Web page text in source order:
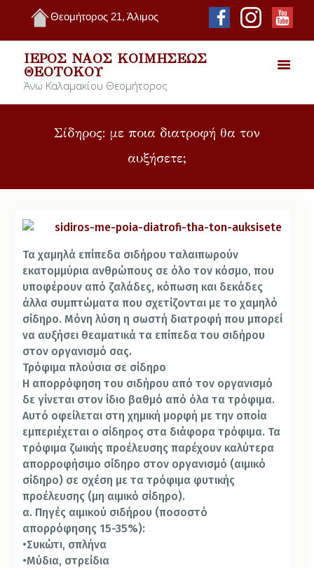
Θεομήτορος 21, Άλιμος
ΙΕΡΌΣ ΝΑΌΣ ΚΟΙΜΉΣΕΩΣ
ΘΕΟΤΌΚΟΥ
Άνω Καλαμακίου Θεομήτορος
Σίδηρος: με ποια διατροφή θα τον
αυξήσετε;
Τα χαμηλά επίπεδα σιδήρου ταλαιπωρούν
εκατομμύρια ανθρώπους σε όλο τον κόσμο, που
υποφέρουν από ζαλάδες, κόπωση και δεκάδες
άλλα συμπτώματα που σχετίζονται με το χαμηλό
σίδηρο. Μόνη λύση η σωστή διατροφή που μπορεί
να αυξήσει θεαματικά τα επίπεδα του σιδήρου
στον οργανισμό σας.
Τρόφιμα πλούσια σε σίδηρο
Η απορρόφηση του σιδήρου από τον οργανισμό
δε γίνεται στον ίδιο βαθμό από όλα τα τρόφιμα.
Αυτό οφείλεται στη χημική μορφή με την οποία
εμπεριέχεται ο σίδηρος στα διάφορα τρόφιμα. Τα
τρόφιμα ζωικής προέλευσης παρέχουν καλύτερα
απορροφήσιμο σίδηρο στον οργανισμό (αιμικό
σίδηρο) σε σχέση με τα τρόφιμα φυτικής
προέλευσης (μη αιμικό σίδηρο).
α. Πηγές αιμικού σιδήρου (ποσοστό
απορρόφησης 15-35%):
•Συκώτι, σπλήνα
•Μύδια, στρείδια